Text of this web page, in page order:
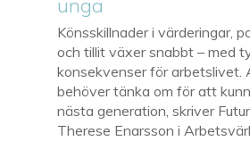
unga
Könsskillnader i värderingar,
och tillit växer snabbt – med
konsekvenser för arbetslivet.
behöver tänka om för att
nästa generation, skriver
Therese Enarsson i